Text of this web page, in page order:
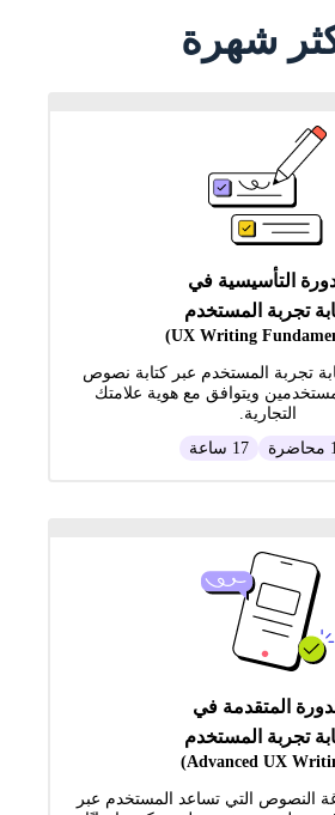
شهرة
التأسيسية في
تجربة المستخدم
تجربة المستخدم عبر كتابة نصوص
ويتوافق مع هوية علامتك
التجارية.
17 ساعة
المتقدمة في
تجربة المستخدم
النصوص التي تساعد المستخدم عبر